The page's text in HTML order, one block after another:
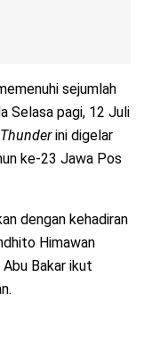
sejumlah
Selasa pagi, 12 Juli
ini digelar
ke-23 Jawa Pos
dengan kehadiran
Himawan
Bakar ikut